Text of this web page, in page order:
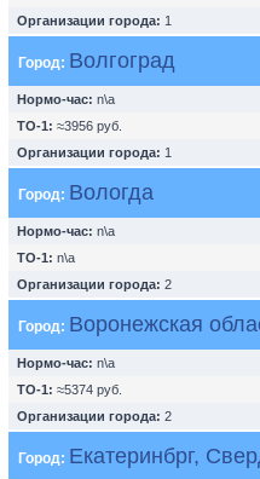
Организации города: 1
Город: Волгоград
Нормо-час: n\a
ТО-1: ≈3956 руб.
Организации города: 1
Город: Вологда
Нормо-час: n\a
ТО-1: n\a
Организации города: 2
Город: Воронежская
Нормо-час: n\a
ТО-1: ≈5374 руб.
Организации города: 2
Город: Екатеринбрг,